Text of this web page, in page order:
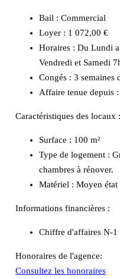
Bail : Commercial
Loyer : 1 072,00 €
Horaires : Du Lundi
Vendredi et Samedi
Congés : 3 semaines
Affaire tenue depuis
Caractéristiques des locaux :
Surface : 100 m²
Type de logement :
chambres à rénover.
Matériel : Moyen état
Informations financières :
Chiffre d'affaires N-1
Honoraires de l'agence:
Consultez les honoraires